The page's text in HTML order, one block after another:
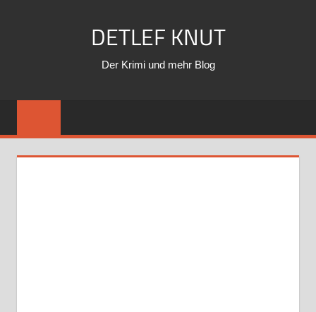
DETLEF KNUT
Der Krimi und mehr Blog